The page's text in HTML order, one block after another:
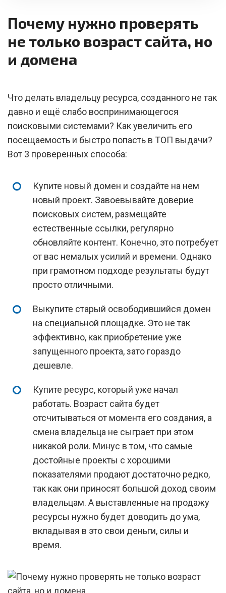
Почему нужно проверять
не только возраст сайта, но
и домена
Что делать владельцу ресурса, созданного не так
давно и ещё слабо воспринимающегося
поисковыми системами? Как увеличить его
посещаемость и быстро попасть в ТОП выдачи?
Вот 3 проверенных способа:
Купите новый домен и создайте на нем
новый проект. Завоевывайте доверие
поисковых систем, размещайте
естественные ссылки, регулярно
обновляйте контент. Конечно, это потребует
от вас немалых усилий и времени. Однако
при грамотном подходе результаты будут
просто отличными.
Выкупите cтарый освободившийся домен
на специальной площадке. Это не так
эффективно, как приобретение уже
запущенного проекта, зато гораздо
дешевле.
Купите ресурс, который уже начал
работать. Возраст сайта будет
отсчитываться от момента его создания, а
смена владельца не сыграет при этом
никакой роли. Минус в том, что самые
достойные проекты с хорошими
показателями продают достаточно редко,
так как они приносят большой доход своим
владельцам. А выставленные на продажу
ресурсы нужно будет доводить до ума,
вкладывая в это свои деньги, силы и
время.